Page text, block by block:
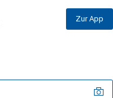
Zur App